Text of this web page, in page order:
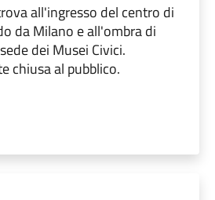
all'ingresso del centro di
da Milano e all'ombra di
dei Musei Civici.
chiusa al pubblico.